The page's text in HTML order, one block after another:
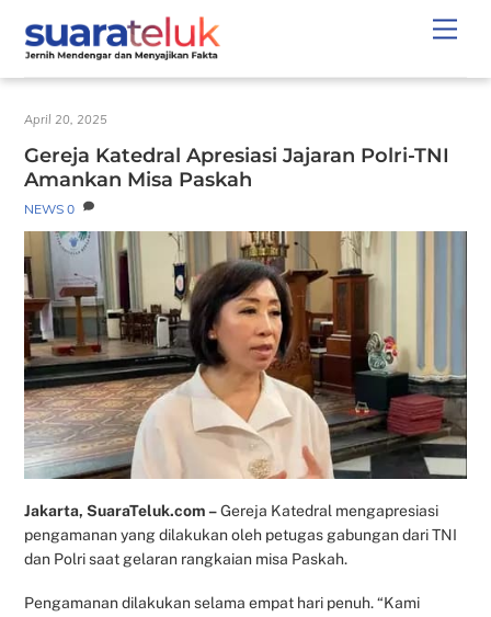
content
April 20, 2025
Gereja Katedral Apresiasi Jajaran Polri-TNI
Amankan Misa Paskah
NEWS 0
Jakarta, SuaraTeluk.com –Gereja Katedral mengapresiasi
pengamanan yang dilakukan oleh petugas gabungan dari TNI
dan Polri saat gelaran rangkaian misa Paskah.
Pengamanan dilakukan selama empat hari penuh. “Kami